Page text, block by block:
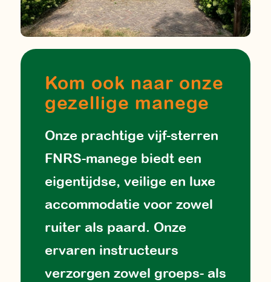
Kom ook naar onze
gezellige manege
Onze prachtige vijf-sterren
FNRS-manege biedt een
eigentijdse, veilige en luxe
accommodatie voor zowel
ruiter als paard. Onze
ervaren instructeurs
verzorgen zowel groeps- als